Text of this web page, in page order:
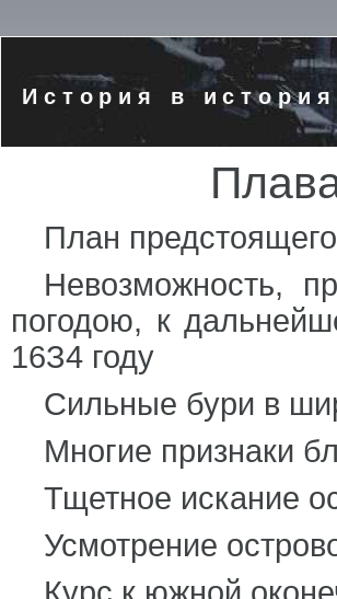
История в
План
Невозможность,
погодою, к
16З4 году
Сильные бури в
Многие признаки
Тщетное искание
Усмотрение